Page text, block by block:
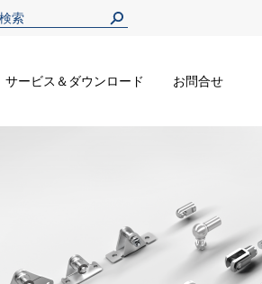
サービス＆ダウンロード お問合せ